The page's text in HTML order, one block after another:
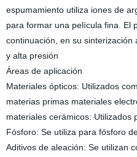
espumamiento utiliza iones de
para formar una película fina. El
continuación, en su
y alta presión
Áreas de aplicación
Materiales ópticos: Utilizados
materias primas materiales
materiales cerámicos: Utilizados
Fósforo: Se utiliza para fósforo
Aditivos de aleación: Se utilizan